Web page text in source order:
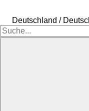
Deutschland /